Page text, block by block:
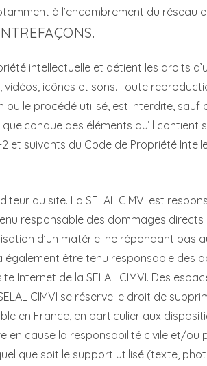
à l’encombrement du réseau
intellectuelle et détient les droits
icônes et sons. Toute
le procédé utilisé, est interdite, sauf
des éléments qu’il
et suivants du Code de Propriété
du site. La SELAL CIMVI est
responsable des dommages
d’un matériel ne répondant
également être tenu responsable
Internet de la SELAL CIMVI. Des
CIMVI se réserve le droit de
en France, en particulier aux
en cause la responsabilité civile et/
que soit le support utilisé (texte,